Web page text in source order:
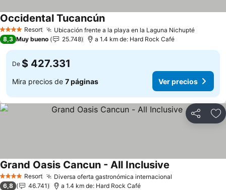
4 EstrellasResort Ubicación frente a la playa en la Laguna NichuptéVer
Occidental TucancúnVer precios
8,3 Muy bueno 25.748 a 1.4 km de: Hard Rock Café
De $ 427.331
Mira precios de 7 páginas Ver precios
Compartir
4 EstrellasResort Diversa oferta gastronómica internacional
Grand Oasis Cancun - All Inclusive
6,8 46.741 a 1.4 km de: Hard Rock Café